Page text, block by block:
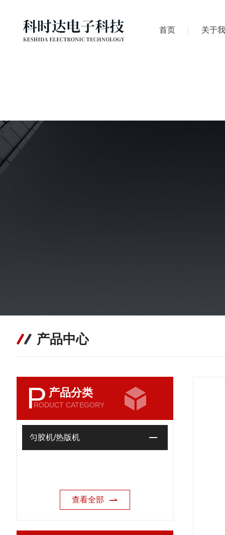
首页 关于
产品中心
P 产品分类
RODUCT CATEGORY
匀胶机/热版机
查看全部